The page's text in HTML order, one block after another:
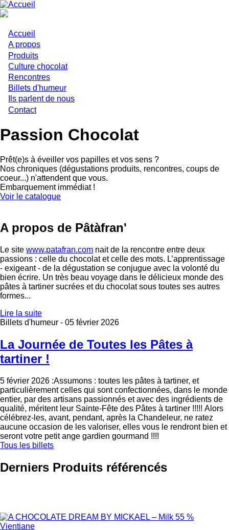
Aller
au
principal
Main
navigation
Accueil
A propos
Produits
Culture chocolat
Rencontres
Billets d'humeur
Ils parlent de nous
Contact
Passion Chocolat
Prêt(e)s à éveiller vos papilles et vos sens ?
Nos chroniques (dégustations produits, rencontres, coups de
coeur...) n'attendent que vous.
Embarquement immédiat !
Voir le catalogue
A propos de Pâtàfran'
Le site www.patafran.com nait de la rencontre entre deux
passions : celle du chocolat et celle des mots. L’apprentissage
- exigeant - de la dégustation se conjugue avec la volonté du
bien écrire. Un très beau voyage dans le délicieux monde des
pâtes à tartiner sucrées et du chocolat sous toutes ses autres
formes...
Lire la suite
Billets d'humeur - 05 février 2026
La Journée de Toutes les Pâtes à
tartiner !
5 février 2026 :Assumons : toutes les pâtes à tartiner, et
particulièrement celles qui sont confectionnées, dans le monde
entier, par des artisans passionnés et avec des ingrédients de
qualité, méritent leur Sainte-Fête des Pâtes à tartiner !!!!! Alors
célébrez-les, avant, pendant, après la Chandeleur, ne ratez
aucune occasion de les valoriser, elles vous le rendront bien et
seront votre petit ange gardien gourmand !!!!
Tous les billets
Derniers Produits référencés